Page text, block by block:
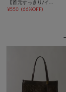
¥550 (66%OFF)